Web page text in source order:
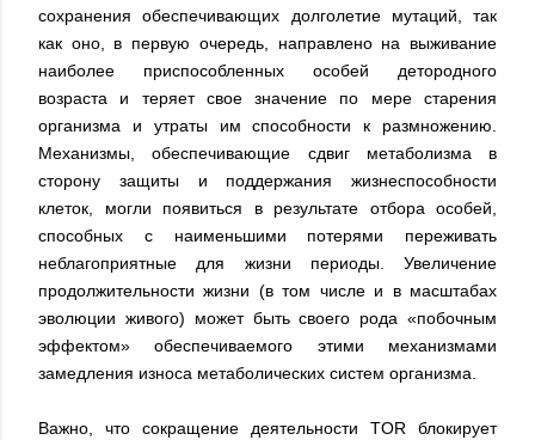
сохранения обеспечивающих долголетие мутаций, так
как оно, в первую очередь, направлено на выживание
наиболее приспособленных особей детородного
возраста и теряет свое значение по мере старения
организма и утраты им способности к размножению.
Механизмы, обеспечивающие сдвиг метаболизма в
сторону защиты и поддержания жизнеспособности
клеток, могли появиться в результате отбора особей,
способных с наименьшими потерями переживать
неблагоприятные для жизни периоды. Увеличение
продолжительности жизни (в том числе и в масштабах
эволюции живого) может быть своего рода «побочным
эффектом» обеспечиваемого этими механизмами
замедления износа метаболических систем организма.
Важно, что сокращение деятельности TOR блокирует